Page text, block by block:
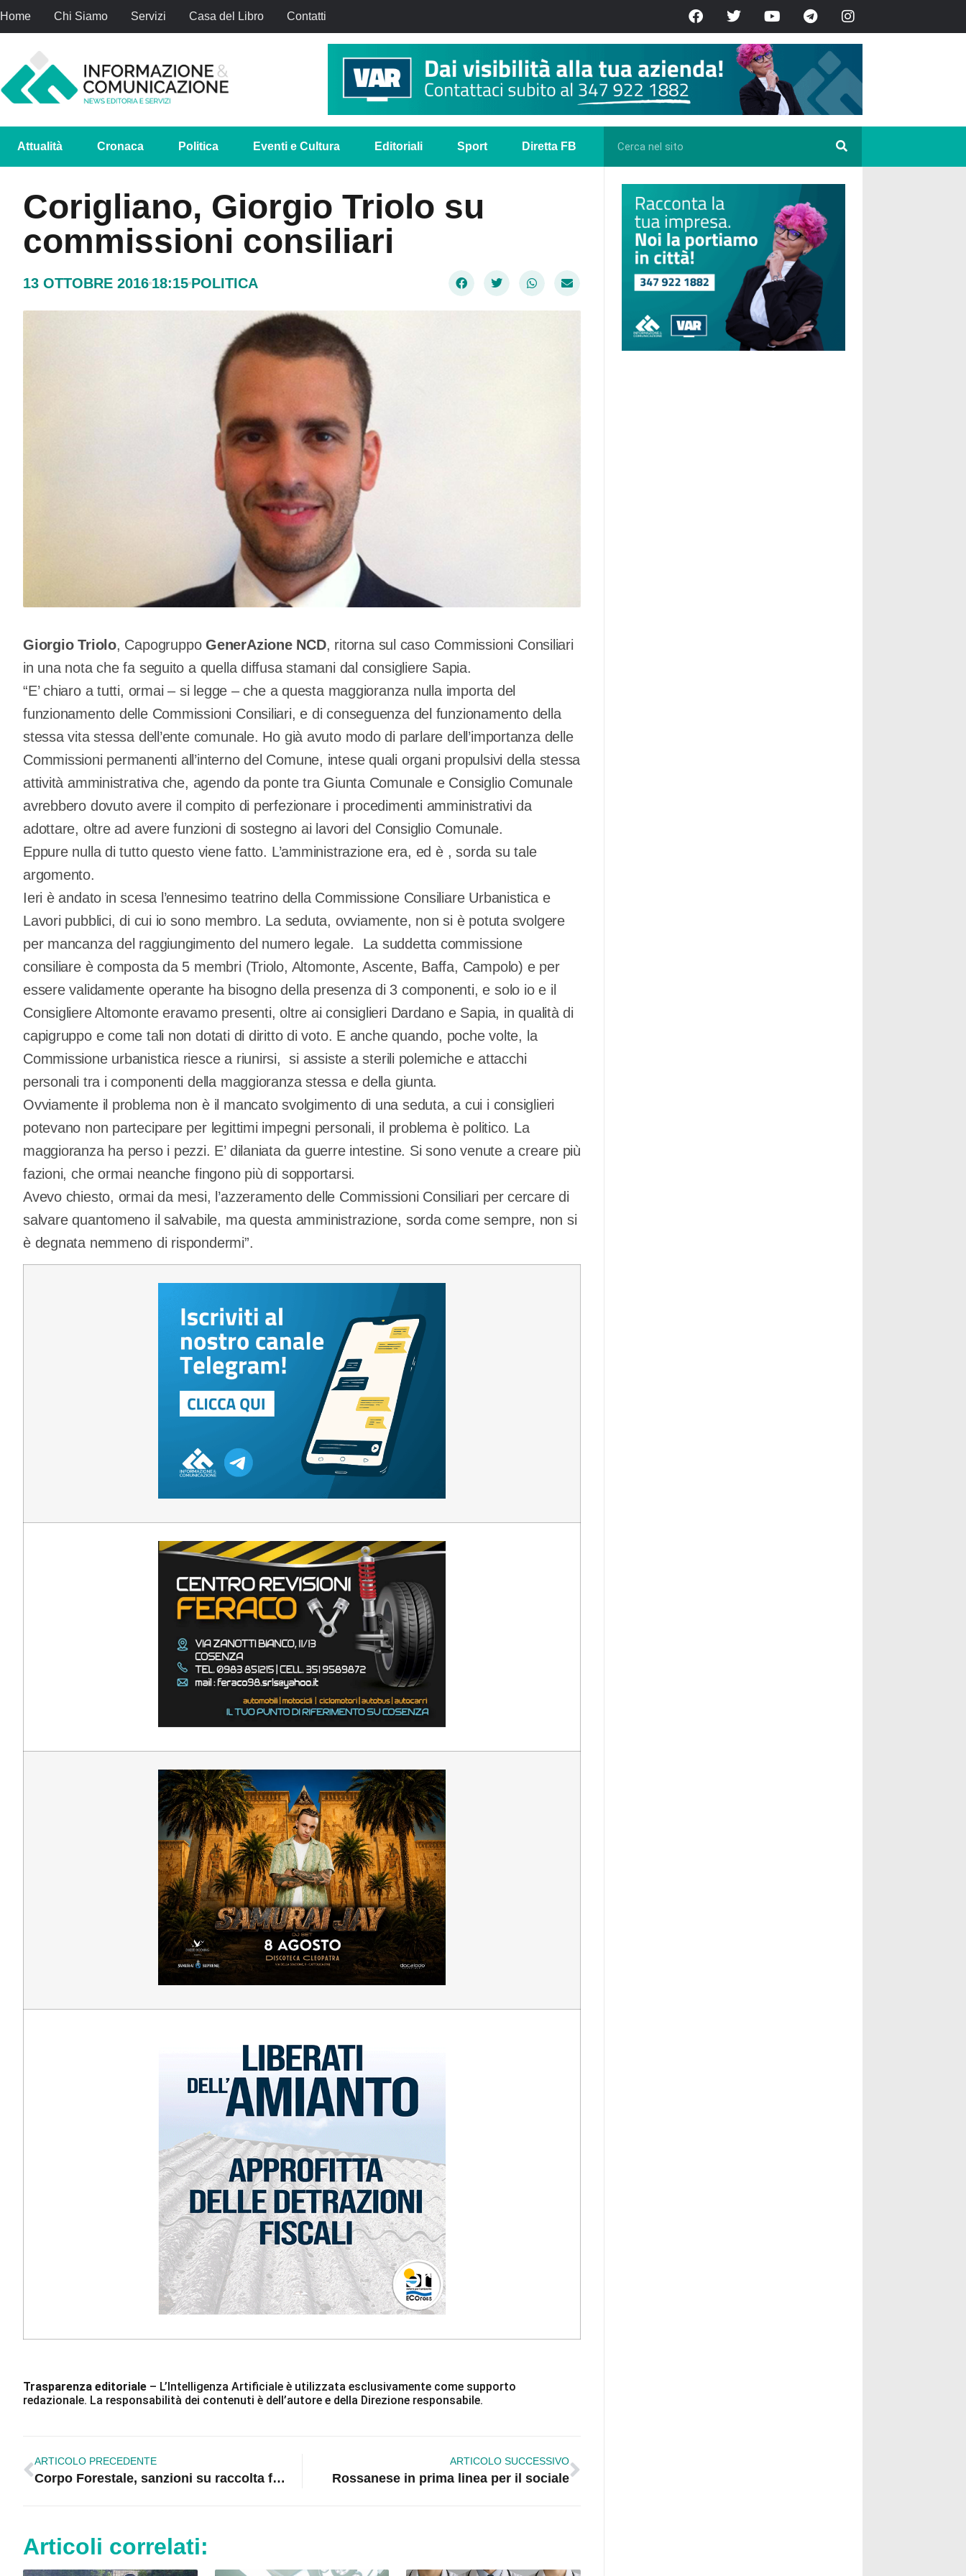
Home Chi Siamo Servizi Casa del Libro Contatti
Attualità Cronaca Politica Eventi e Cultura Editoriali Sport Diretta FB
Corigliano, Giorgio Triolo su
commissioni consiliari
13 OTTOBRE 2016 18:15 POLITICA
Giorgio Triolo, CapogruppoGenerAzione NCD, ritorna sul caso Commissioni Consiliari
in una nota che fa seguito a quella diffusa stamani dal consigliere Sapia.
“E’ chiaro a tutti, ormai – si legge – che a questa maggioranza nulla importa del
funzionamento delle Commissioni Consiliari, e di conseguenza del funzionamento della
stessa vita stessa dell’ente comunale. Ho già avuto modo di parlare dell’importanza delle
Commissioni permanenti all’interno del Comune, intese quali organi propulsivi della stessa
attività amministrativa che, agendo da ponte tra Giunta Comunale e Consiglio Comunale
avrebbero dovuto avere il compito di perfezionare i procedimenti amministrativi da
adottare, oltre ad avere funzioni di sostegno ai lavori del Consiglio Comunale.
Eppure nulla di tutto questo viene fatto. L’amministrazione era, ed è , sorda su tale
argomento.
Ieri è andato in scesa l’ennesimo teatrino della Commissione Consiliare Urbanistica e
Lavori pubblici, di cui io sono membro. La seduta, ovviamente, non si è potuta svolgere
per mancanza del raggiungimento del numero legale. La suddetta commissione
consiliare è composta da 5 membri (Triolo, Altomonte, Ascente, Baffa, Campolo) e per
essere validamente operante ha bisogno della presenza di 3 componenti, e solo io e il
Consigliere Altomonte eravamo presenti, oltre ai consiglieri Dardano e Sapia, in qualità di
capigruppo e come tali non dotati di diritto di voto. E anche quando, poche volte, la
Commissione urbanistica riesce a riunirsi, si assiste a sterili polemiche e attacchi
personali tra i componenti della maggioranza stessa e della giunta.
Ovviamente il problema non è il mancato svolgimento di una seduta, a cui i consiglieri
potevano non partecipare per legittimi impegni personali, il problema è politico. La
maggioranza ha perso i pezzi. E’ dilaniata da guerre intestine. Si sono venute a creare più
fazioni, che ormai neanche fingono più di sopportarsi.
Avevo chiesto, ormai da mesi, l’azzeramento delle Commissioni Consiliari per cercare di
salvare quantomeno il salvabile, ma questa amministrazione, sorda come sempre, non si
è degnata nemmeno di rispondermi”.
Trasparenza editoriale – L’Intelligenza Artificiale è utilizzata esclusivamente come supporto
redazionale. La responsabilità dei contenuti è dell’autore e della Direzione responsabile.
ARTICOLO PRECEDENTE
Corpo Forestale, sanzioni su raccolta funghi
ARTICOLO SUCCESSIVO
Rossanese in prima linea per il sociale
Articoli correlati: